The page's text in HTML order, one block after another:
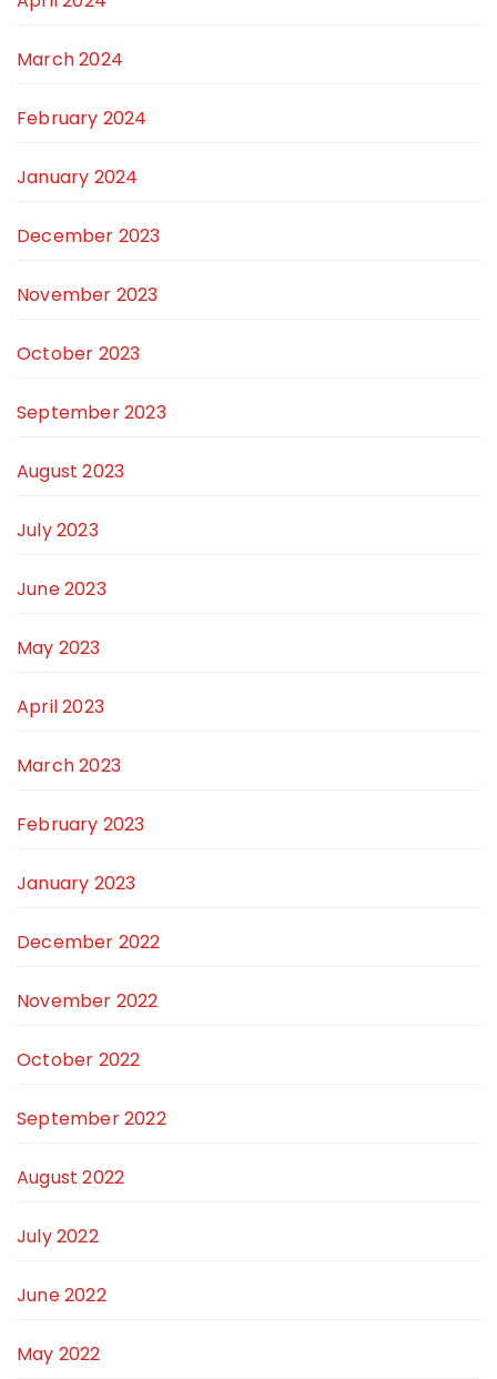
March 2024
February 2024
January 2024
December 2023
November 2023
October 2023
September 2023
August 2023
July 2023
June 2023
May 2023
April 2023
March 2023
February 2023
January 2023
December 2022
November 2022
October 2022
September 2022
August 2022
July 2022
June 2022
May 2022